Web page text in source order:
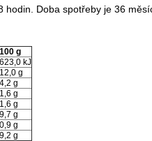
hodin. Doba spotřeby je 36
100 g
623,0 kJ
12,0 g
4,2 g
1,6 g
1,6 g
9,7 g
0,9 g
9,2 g